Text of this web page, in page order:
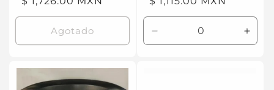
oferta
Agotado
oferta
cantidad